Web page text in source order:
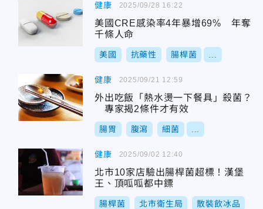
健康
美國CRE感染率4年暴增69% 年奪
千條人命
美國 抗藥性 腸桿菌
2025/09/28 16:22
健康
外出吃飯「熱水燙一下餐具」殺菌？
專家揭2條件才有效
腸胃 腹瀉 細菌
2025/09/21 12:59
健康
北市10家店驗出腸桿菌超標！漢堡
王、頂呱呱都中鏢
腸桿菌 北市衛生局 散裝飲冰品
2025/09/02 12:40